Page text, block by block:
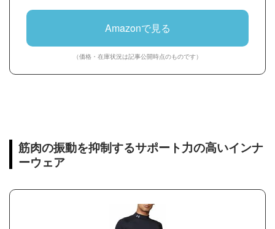
Amazonで見る
（価格・在庫状況は記事公開時点のものです）
筋肉の振動を抑制するサポート力の高いインナ
ーウェア